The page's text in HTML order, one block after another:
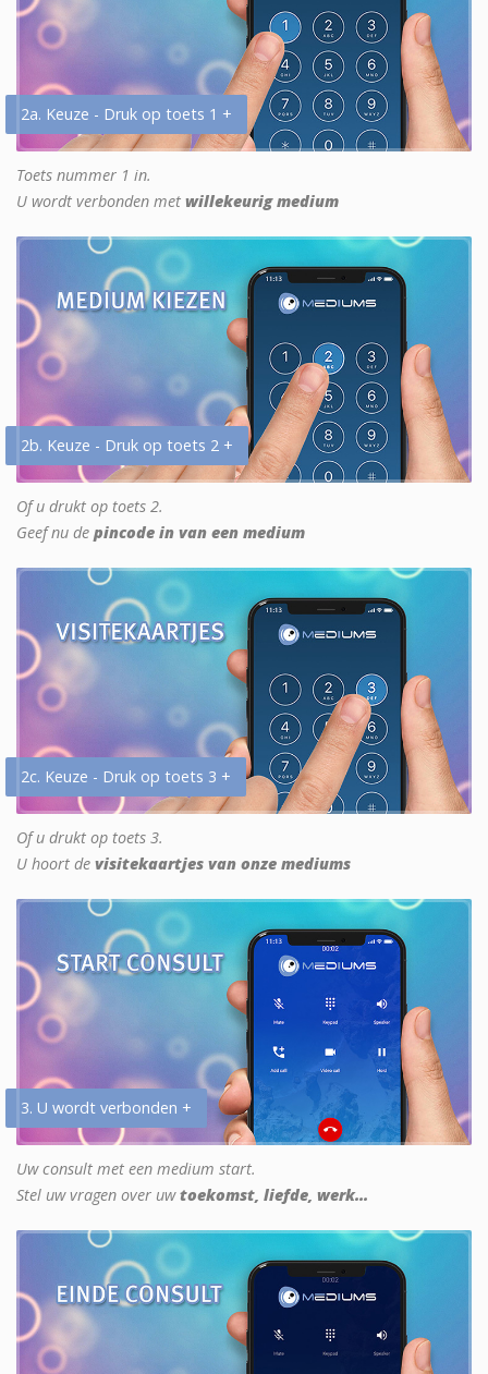
2a. Keuze - Druk op toets 1 +
Toets nummer 1 in.
U wordt verbonden met willekeurig medium
2b. Keuze - Druk op toets 2 +
Of u drukt op toets 2.
Geef nu de pincode in van een medium
2c. Keuze - Druk op toets 3 +
Of u drukt op toets 3.
U hoort de visitekaartjes van onze mediums
3. U wordt verbonden +
Uw consult met een medium start.
Stel uw vragen over uwtoekomst, liefde, werk...